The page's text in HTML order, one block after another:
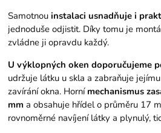
Samotnouinstalaci usnadňuje i
jednoduše odjistit. Díky tomu je
zvládne ji opravdu každý.
U výklopných oken doporučujeme
udržuje látku u skla a zabraňuje
zavírání okna. Horní mechanismus
mm a obsahuje hřídel o průměru 17
rovnoměrné navíjení látky a plynulý,